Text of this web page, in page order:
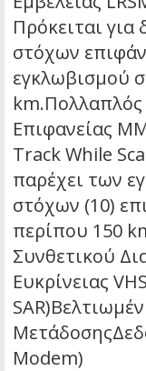
Πρόκειται
στόχων
εγκλωβισμού
Επιφανείας
Track While
παρέχει των
στόχων (10)
περίπου 150
Συνθετικού
Ευκρίνειας
Modem)